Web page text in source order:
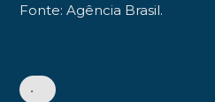
Fonte: Agência Brasil.
•